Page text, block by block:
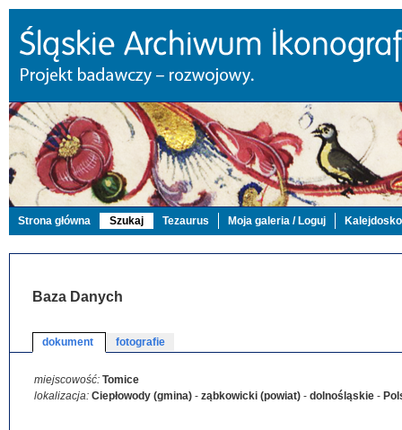
Strona główna Szukaj Tezaurus Moja galeria / Loguj
Baza Danych
dokument fotografie
miejscowość: Tomice
lokalizacja: Ciepłowody (gmina) - ząbkowicki (powiat) - dolnośląskie -